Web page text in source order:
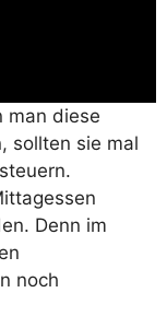
man diese
sollten sie mal
Denn im
noch